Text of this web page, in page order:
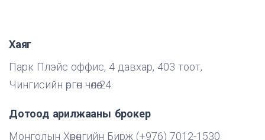
Хаяг
Парк Плэйс оффис, 4 давхар, 403 тоот,
Чингисийн өргөн чөлөө-24
Дотоод арилжааны брокер
Монголын Хөрөнгийн Бирж (+976) 7012-1530